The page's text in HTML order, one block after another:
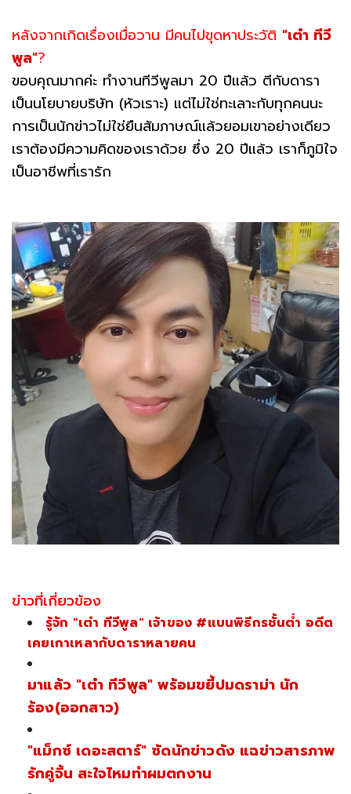
หลังจากเกิดเรื่องเมื่อวาน มีคนไปขุดหาประวัติ "เต๋า ทีวี
พูล"?
ขอบคุณมากค่ะ ทำงานทีวีพูลมา 20 ปีแล้ว ตีกับดารา
เป็นนโยบายบริษัท (หัวเราะ) แต่ไม่ใช่ทะเลาะกับทุกคนนะ
การเป็นนักข่าวไม่ใช่ยืนสัมภาษณ์แล้วยอมเขาอย่างเดียว
เราต้องมีความคิดของเราด้วย ซึ่ง 20 ปีแล้ว เราก็ภูมิใจ
เป็นอาชีพที่เรารัก
ข่าวที่เกี่ยวข้อง
รู้จัก "เต๋า ทีวีพูล" เจ้าของ #แบนพิธีกรชั้นต่ำ อดีต
เคยเกาเหลากับดาราหลายคน
มาแล้ว "เต๋า ทีวีพูล" พร้อมขยี้ปมดราม่า นัก
ร้อง(ออกสาว)
"แม็กซ์ เดอะสตาร์" ซัดนักข่าวดัง แฉข่าวสารภาพ
รักคู่จิ้น สะใจไหมทำผมตกงาน